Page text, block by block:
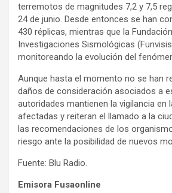
terremotos de magnitudes 7,2 y 7,5
24 de junio. Desde entonces se han
430 réplicas, mientras que la
Investigaciones Sismológicas
monitoreando la evolución del
Aunque hasta el momento no se han
daños de consideración asociados a
autoridades mantienen la vigilancia en
afectadas y reiteran el llamado a la
las recomendaciones de los
riesgo ante la posibilidad de nuevos
Fuente: Blu Radio.
Emisora Fusaonline